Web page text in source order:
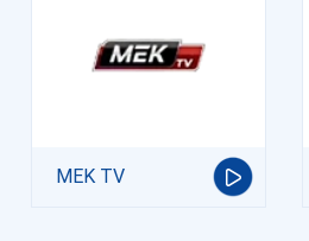
MEK TV